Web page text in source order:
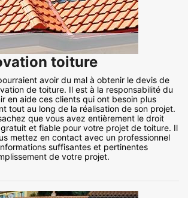
toiture
avoir du mal à obtenir le devis de
de toiture. Il est à la responsabilité du
en aide ces clients qui ont besoin plus
tout au long de la réalisation de son projet.
que vous avez entièrement le droit
gratuit et fiable pour votre projet de toiture. Il
mettez en contact avec un professionnel
suffisantes et pertinentes
de votre projet.